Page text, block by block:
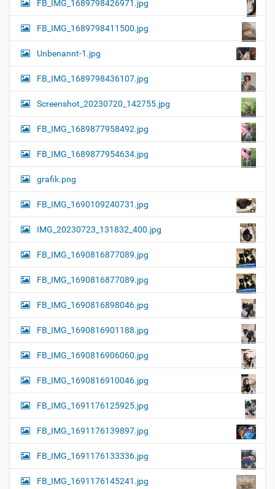
FB_IMG_1689798426971.jpg
FB_IMG_1689798411500.jpg
Unbenannt-1.jpg
FB_IMG_1689798436107.jpg
Screenshot_20230720_142755.jpg
FB_IMG_1689877958492.jpg
FB_IMG_1689877954634.jpg
grafik.png
FB_IMG_1690109240731.jpg
IMG_20230723_131832_400.jpg
FB_IMG_1690816877089.jpg
FB_IMG_1690816877089.jpg
FB_IMG_1690816898046.jpg
FB_IMG_1690816901188.jpg
FB_IMG_1690816906060.jpg
FB_IMG_1690816910046.jpg
FB_IMG_1691176125925.jpg
FB_IMG_1691176139897.jpg
FB_IMG_1691176133336.jpg
FB_IMG_1691176145241.jpg